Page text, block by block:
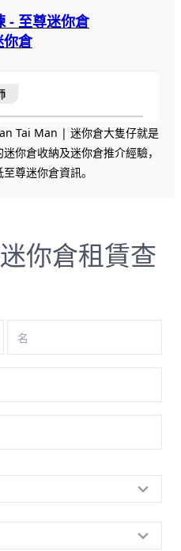
- 至尊迷你倉
你倉
Tai Man | 迷你倉大隻仔就是
你倉收納及迷你倉推介經驗，
尊迷你倉資訊。
你倉租賃查